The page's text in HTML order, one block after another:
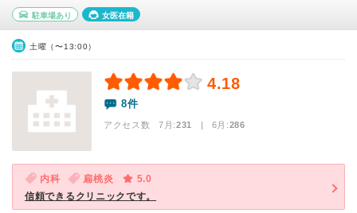
駐車場あり 女医在籍
土曜（〜13:00）
4.18
8件
アクセス数 7月:231 | 6月:286
内科 扁桃炎
5.0
信頼できるクリニックです。